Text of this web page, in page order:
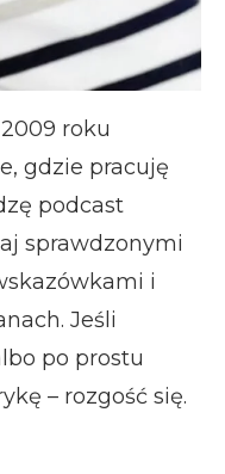
roku
gdzie pracuję
podcast
sprawdzonymi
i
Jeśli
po prostu
– rozgość się.